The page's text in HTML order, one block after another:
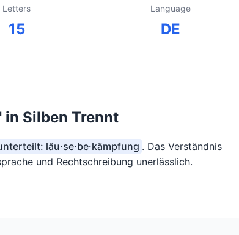
Letters
15
Language
DE
in Silben Trennt
läu·se·be·kämpfung . Das Verständnis
und Rechtschreibung unerlässlich.